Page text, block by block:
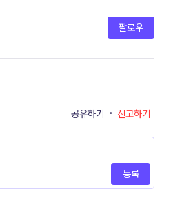
팔로우
공유하기 · 신고하기
등록